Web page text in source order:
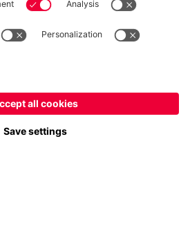
Privacy
dei cookie
e spese di spedizione escluse
Bayern München AG
AG, Säbener Str. 51-57, 81547 Monaco
per consegnare lì!
per consegnare lì!